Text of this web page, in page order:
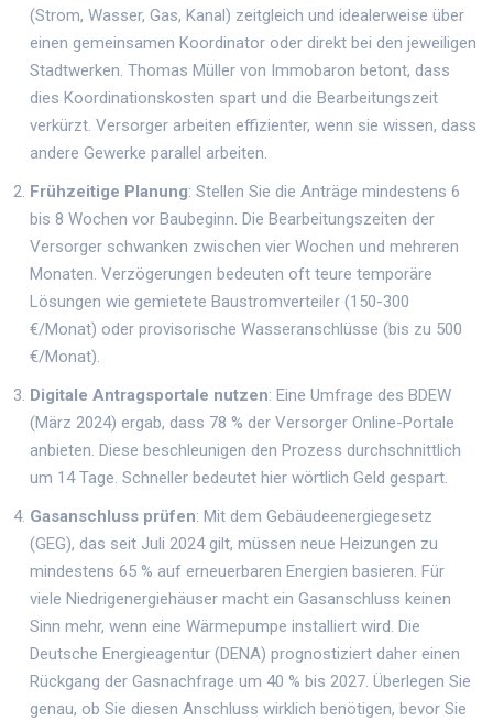
(Strom, Wasser, Gas, Kanal) zeitgleich und idealerweise über
einen gemeinsamen Koordinator oder direkt bei den jeweiligen
Stadtwerken. Thomas Müller von Immobaron betont, dass
dies Koordinationskosten spart und die Bearbeitungszeit
verkürzt. Versorger arbeiten effizienter, wenn sie wissen, dass
andere Gewerke parallel arbeiten.
Frühzeitige Planung: Stellen Sie die Anträge mindestens 6
bis 8 Wochen vor Baubeginn. Die Bearbeitungszeiten der
Versorger schwanken zwischen vier Wochen und mehreren
Monaten. Verzögerungen bedeuten oft teure temporäre
Lösungen wie gemietete Baustromverteiler (150-300
€/Monat) oder provisorische Wasseranschlüsse (bis zu 500
€/Monat).
Digitale Antragsportale nutzen: Eine Umfrage des BDEW
(März 2024) ergab, dass 78 % der Versorger Online-Portale
anbieten. Diese beschleunigen den Prozess durchschnittlich
um 14 Tage. Schneller bedeutet hier wörtlich Geld gespart.
Gasanschluss prüfen: Mit dem Gebäudeenergiegesetz
(GEG), das seit Juli 2024 gilt, müssen neue Heizungen zu
mindestens 65 % auf erneuerbaren Energien basieren. Für
viele Niedrigenergiehäuser macht ein Gasanschluss keinen
Sinn mehr, wenn eine Wärmepumpe installiert wird. Die
Deutsche Energieagentur (DENA) prognostiziert daher einen
Rückgang der Gasnachfrage um 40 % bis 2027. Überlegen Sie
genau, ob Sie diesen Anschluss wirklich benötigen, bevor Sie